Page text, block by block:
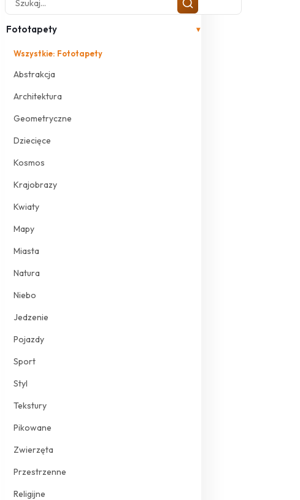
Fototapety ▾
Wszystkie: Fototapety
Abstrakcja
Architektura
Geometryczne
Dziecięce
Kosmos
Krajobrazy
Kwiaty
Mapy
Miasta
Natura
Niebo
Jedzenie
Pojazdy
Sport
Styl
Tekstury
Pikowane
Zwierzęta
Przestrzenne
Religijne